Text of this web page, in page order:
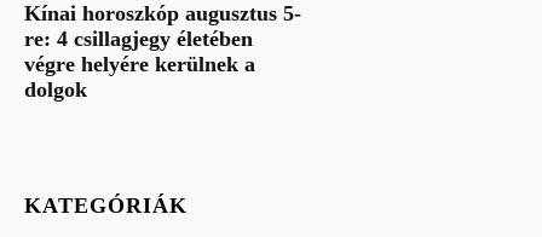
Kínai horoszkóp augusztus 5-
re: 4 csillagjegy életében
végre helyére kerülnek a
dolgok
KATEGÓRIÁK